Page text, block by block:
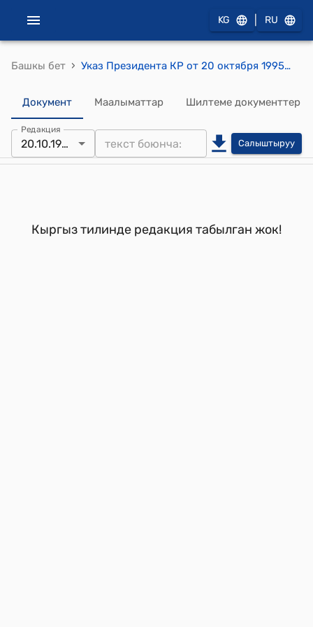
KG RU
Башкы бет › Указ Президента КР от 20 октября 1995 года УП №-273 "О награждении Почетной грамотой Кыргызской Республики работников промышленности"
Документ Маалыматтар Шилтеме документтер
Редакция
20.10.1995 Салыштыруу
Кыргыз тилинде редакция табылган жок!